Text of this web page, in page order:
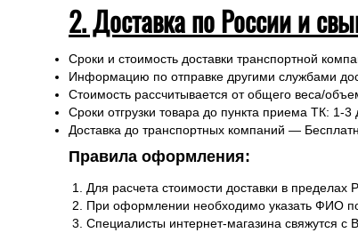
2. Доставка по России и
Сроки и стоимость доставки транспортной
Информацию по отправке другими службами
Стоимость рассчитывается от общего веса/
Сроки отгрузки товара до пункта приема ТК: 1-3
Доставка до транспортных компаний —
Правила оформления:
Для расчета стоимости доставки в
При оформлении необходимо указать ФИО
Специалисты интернет-магазина свяжутся с